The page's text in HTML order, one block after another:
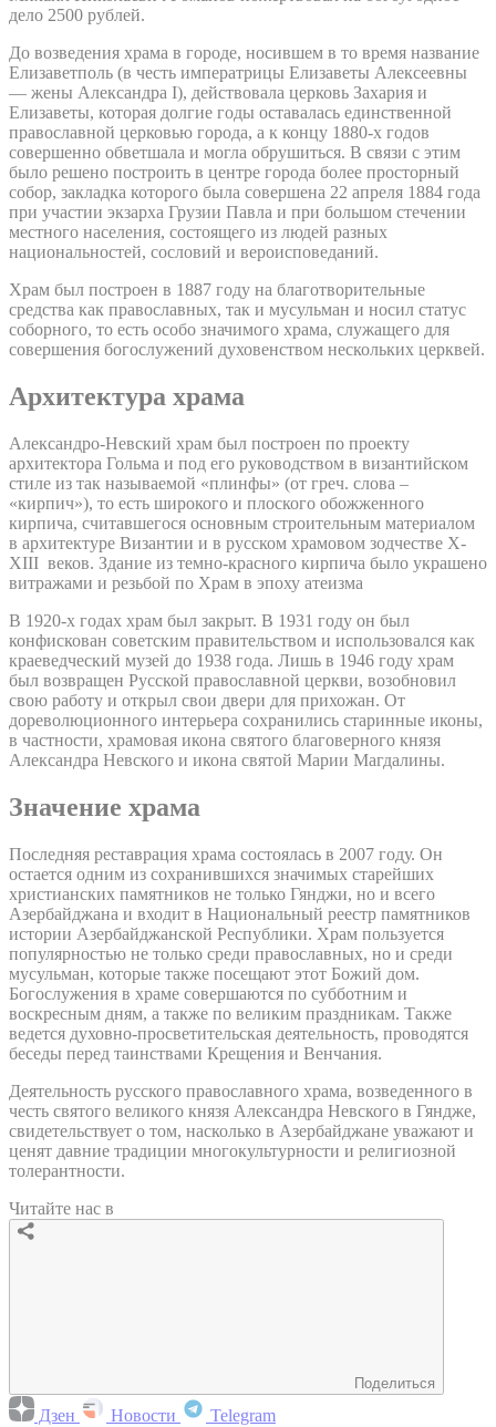
дело 2500 рублей.
До возведения храма в городе, носившем в то время название
Елизаветполь (в честь императрицы Елизаветы Алексеевны
— жены Александра I), действовала церковь Захария и
Елизаветы, которая долгие годы оставалась единственной
православной церковью города, а к концу 1880-х годов
совершенно обветшала и могла обрушиться. В связи с этим
было решено построить в центре города более просторный
собор, закладка которого была совершена 22 апреля 1884 года
при участии экзарха Грузии Павла и при большом стечении
местного населения, состоящего из людей разных
национальностей, сословий и вероисповеданий.
Храм был построен в 1887 году на благотворительные
средства как православных, так и мусульман и носил статус
соборного, то есть особо значимого храма, служащего для
совершения богослужений духовенством нескольких церквей.
Архитектура храма
Александро-Невский храм был построен по проекту
архитектора Гольма и под его руководством в византийском
стиле из так называемой «плинфы» (от греч. слова –
«кирпич»), то есть широкого и плоского обожженного
кирпича, считавшегося основным строительным материалом
в архитектуре Византии и в русском храмовом зодчестве X-
XIII веков. Здание из темно-красного кирпича было украшено
витражами и резьбой по Храм в эпоху атеизма
В 1920-х годах храм был закрыт. В 1931 году он был
конфискован советским правительством и использовался как
краеведческий музей до 1938 года. Лишь в 1946 году храм
был возвращен Русской православной церкви, возобновил
свою работу и открыл свои двери для прихожан. От
дореволюционного интерьера сохранились старинные иконы,
в частности, храмовая икона святого благоверного князя
Александра Невского и икона святой Марии Магдалины.
Значение храма
Последняя реставрация храма состоялась в 2007 году. Он
остается одним из сохранившихся значимых старейших
христианских памятников не только Гянджи, но и всего
Азербайджана и входит в Национальный реестр памятников
истории Азербайджанской Республики. Храм пользуется
популярностью не только среди православных, но и среди
мусульман, которые также посещают этот Божий дом.
Богослужения в храме совершаются по субботним и
воскресным дням, а также по великим праздникам. Также
ведется духовно-просветительская деятельность, проводятся
беседы перед таинствами Крещения и Венчания.
Деятельность русского православного храма, возведенного в
честь святого великого князя Александра Невского в Гяндже,
свидетельствует о том, насколько в Азербайджане уважают и
ценят давние традиции многокультурности и религиозной
толерантности.
Читайте нас в
Поделиться
Дзен Новости Telegram